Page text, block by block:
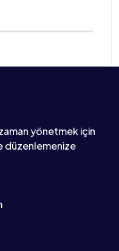
yönetmek için
düzenlemenize